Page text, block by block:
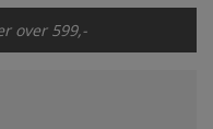
over 599,-